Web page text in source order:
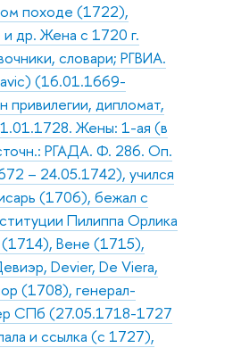
походе (1722),
др. Жена с 1720 г.
словари; РГВИА.
(16.01.1669-
привилегии, дипломат,
Жены: 1-ая (в
РГАДА. Ф. 286. Оп.
– 24.05.1742), учился
(1706), бежал с
Пилиппа Орлика
(1714), Вене (1715),
Devier, De Viera,
(1708), генерал-
СПб (27.05.1718-1727
и ссылка (с 1727),